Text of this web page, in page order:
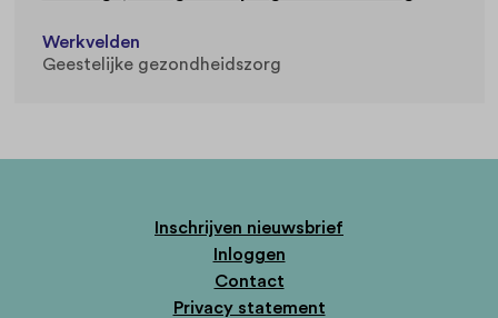
Werkvelden
Geestelijke gezondheidszorg
Inschrijven nieuwsbrief
Inloggen
Contact
Privacy statement